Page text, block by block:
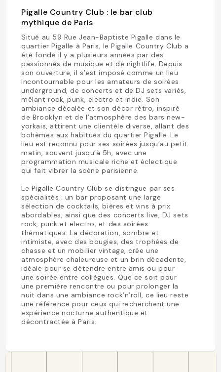
Pigalle Country Club : le bar club
mythique de Paris
Situé au 59 Rue Jean-Baptiste Pigalle dans le
quartier Pigalle à Paris, le Pigalle Country Club a
été fondé il y a plusieurs années par des
passionnés de musique et de nightlife. Depuis
son ouverture, il s’est imposé comme un lieu
incontournable pour les amateurs de soirées
underground, de concerts et de DJ sets variés,
mêlant rock, punk, electro et indie. Son
ambiance décalée et son décor rétro, inspiré
de Brooklyn et de l’atmosphère des bars new-
yorkais, attirent une clientèle diverse, allant des
bohèmes aux habitués du quartier Pigalle. Le
lieu est reconnu pour ses soirées jusqu’au petit
matin, souvent jusqu’à 5h, avec une
programmation musicale riche et éclectique
qui fait vibrer la scène parisienne.
Le Pigalle Country Club se distingue par ses
spécialités : un bar proposant une large
sélection de cocktails, bières et vins à prix
abordables, ainsi que des concerts live, DJ sets
rock, punk et electro, et des soirées
thématiques. La décoration, sombre et
intimiste, avec des bougies, des trophées de
chasse et un mobilier vintage, crée une
atmosphère chaleureuse et un brin décadente,
idéale pour se détendre entre amis ou pour
une soirée entre collègues. Que ce soit pour
une première rencontre ou pour prolonger la
nuit dans une ambiance rock’n’roll, ce lieu reste
une référence pour ceux qui recherchent une
expérience nocturne authentique et
décontractée à Paris.